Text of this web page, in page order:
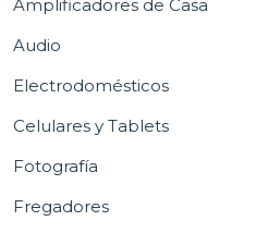
Amplificadores de Casa
Audio
Electrodomésticos
Celulares y Tablets
Fotografía
Fregadores